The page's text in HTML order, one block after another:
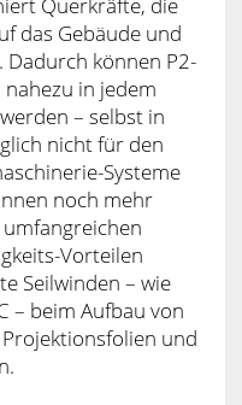
das Gebäude und
können P2-
in jedem
– selbst in
nicht für den
Systeme
noch mehr
Vorteilen
Seilwinden – wie
– beim Aufbau von
und